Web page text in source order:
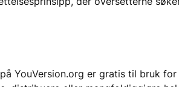
YouVersion.org er gratis til bruk